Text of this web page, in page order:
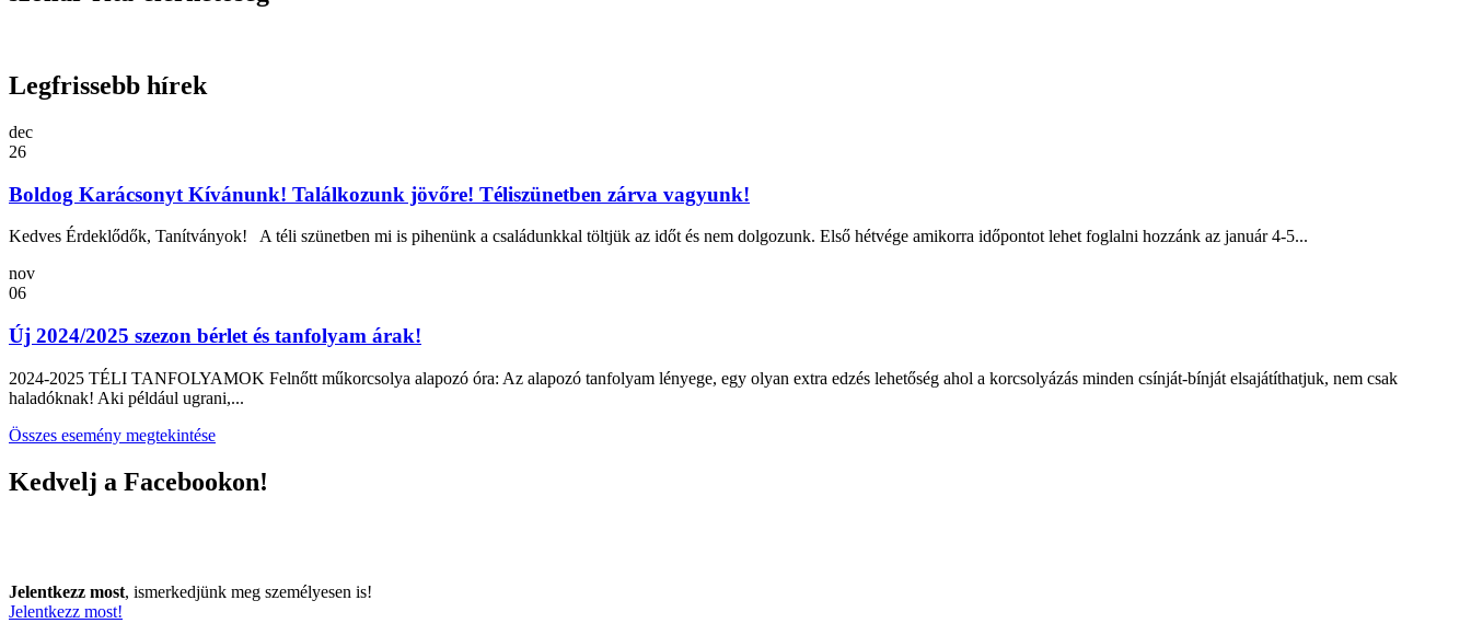
Legfrissebb hírek
dec
26
Boldog Karácsonyt Kívánunk! Találkozunk jövőre! Téliszünetben zárva vagyunk!
Kedves Érdeklődők, Tanítványok! A téli szünetben mi is pihenünk a családunkkal töltjük az időt és nem dolgozunk. Első hétvége amikorra időpontot lehet foglalni hozzánk az január 4-5...
nov
06
Új 2024/2025 szezon bérlet és tanfolyam árak!
2024-2025 TÉLI TANFOLYAMOK Felnőtt műkorcsolya alapozó óra: Az alapozó tanfolyam lényege, egy olyan extra edzés lehetőség ahol a korcsolyázás minden csínját-bínját elsajátíthatjuk, nem csak
haladóknak! Aki például ugrani,...
Összes esemény megtekintése
Kedvelj a Facebookon!
Jelentkezz most, ismerkedjünk meg személyesen is!
Jelentkezz most!